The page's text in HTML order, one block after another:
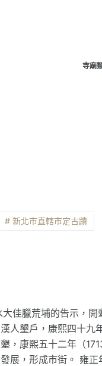
寺廟
# 新北市直轄市定古蹟
佳臘荒埔的告示，開
人墾戶，康熙四十九
，康熙五十二年（
展，形成市街。 雍正